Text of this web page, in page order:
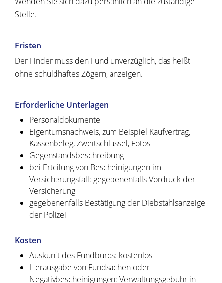
Stelle.
Fristen
Der Finder muss den Fund unverzüglich, das heißt
ohne schuldhaftes Zögern, anzeigen.
Erforderliche Unterlagen
Personaldokumente
Eigentumsnachweis, zum Beispiel Kaufvertrag,
Kassenbeleg, Zweitschlüssel, Fotos
Gegenstandsbeschreibung
bei Erteilung von Bescheinigungen im
Versicherungsfall: gegebenenfalls Vordruck der
Versicherung
gegebenenfalls Bestätigung der Diebstahlsanzeige
der Polizei
Kosten
Auskunft des Fundbüros: kostenlos
Herausgabe von Fundsachen oder
Negativbescheinigungen: Verwaltungsgebühr in